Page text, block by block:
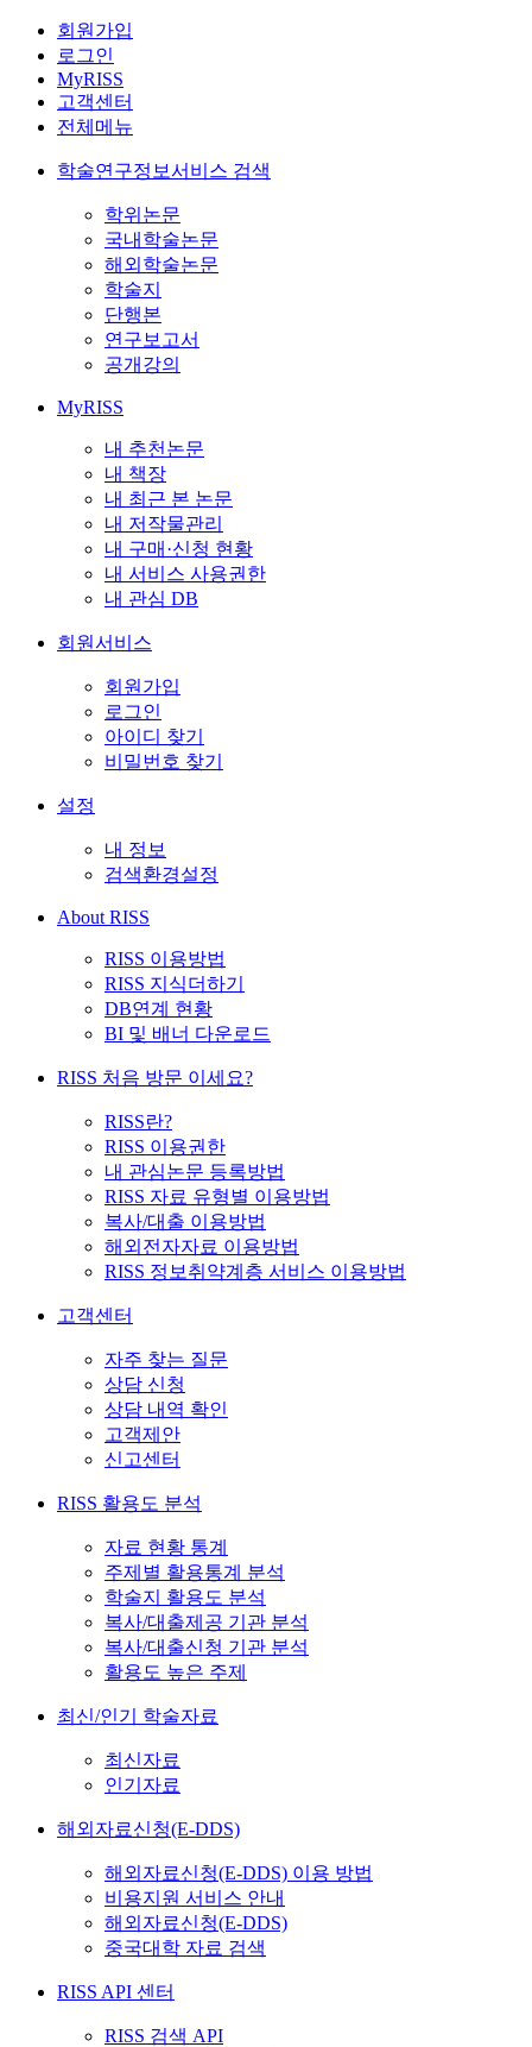
회원가입
로그인
MyRISS
고객센터
전체메뉴
학술연구정보서비스 검색
학위논문
국내학술논문
해외학술논문
학술지
단행본
연구보고서
공개강의
MyRISS
내 추천논문
내 책장
내 최근 본 논문
내 저작물관리
내 구매·신청 현황
내 서비스 사용권한
내 관심 DB
회원서비스
회원가입
로그인
아이디 찾기
비밀번호 찾기
설정
내 정보
검색환경설정
About RISS
RISS 이용방법
RISS 지식더하기
DB연계 현황
BI 및 배너 다운로드
RISS 처음 방문 이세요?
RISS란?
RISS 이용권한
내 관심논문 등록방법
RISS 자료 유형별 이용방법
복사/대출 이용방법
해외전자자료 이용방법
RISS 정보취약계층 서비스 이용방법
고객센터
자주 찾는 질문
상담 신청
상담 내역 확인
고객제안
신고센터
RISS 활용도 분석
자료 현황 통계
주제별 활용통계 분석
학술지 활용도 분석
복사/대출제공 기관 분석
복사/대출신청 기관 분석
활용도 높은 주제
최신/인기 학술자료
최신자료
인기자료
해외자료신청(E-DDS)
해외자료신청(E-DDS) 이용 방법
비용지원 서비스 안내
해외자료신청(E-DDS)
중국대학 자료 검색
RISS API 센터
RISS 검색 API